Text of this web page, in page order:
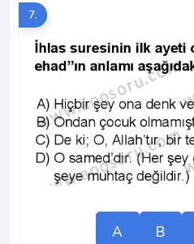
7.
A B